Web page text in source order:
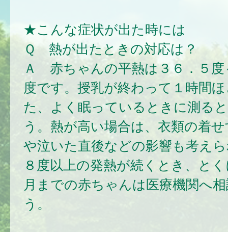
★こんな症状が出た時には
Ｑ 熱が出たときの対応は？
Ａ 赤ちゃんの平熱は３６．５度
度です。授乳が終わって１時間
た、よく眠っているときに測る
う。熱が高い場合は、衣類の着
や泣いた直後などの影響も考え
８度以上の発熱が続くとき、と
月までの赤ちゃんは医療機関へ
う。